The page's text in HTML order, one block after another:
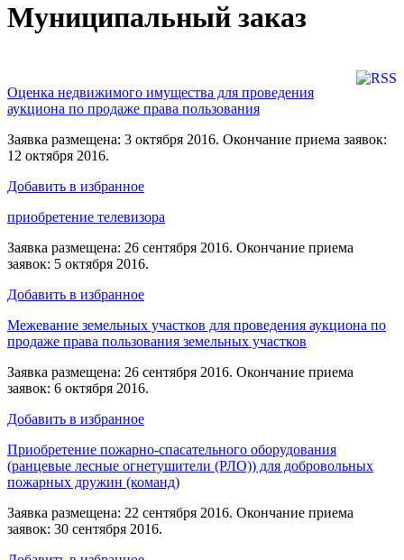
Муниципальный заказ
Оценка недвижимого имущества для проведения
аукциона по продаже права пользования
Заявка размещена: 3 октября 2016. Окончание приема заявок:
12 октября 2016.
Добавить в избранное
приобретение телевизора
Заявка размещена: 26 сентября 2016. Окончание приема
заявок: 5 октября 2016.
Добавить в избранное
Межевание земельных участков для проведения аукциона по
продаже права пользования земельных участков
Заявка размещена: 26 сентября 2016. Окончание приема
заявок: 6 октября 2016.
Добавить в избранное
Приобретение пожарно-спасательного оборудования
(ранцевые лесные огнетушители (РЛО)) для добровольных
пожарных дружин (команд)
Заявка размещена: 22 сентября 2016. Окончание приема
заявок: 30 сентября 2016.